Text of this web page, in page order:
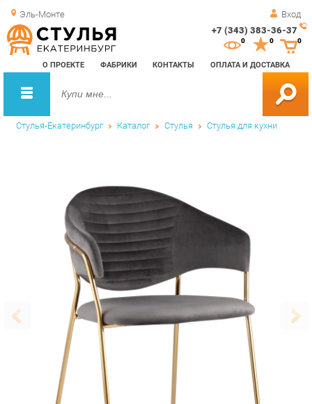
Эль-Монте Вход
+7 (343) 383-36-37
О ПРОЕКТЕ ФАБРИКИ КОНТАКТЫ ОПЛАТА И ДОСТАВКА
0 0
Стулья-Екатеринбург Каталог Стулья Стулья для кухни